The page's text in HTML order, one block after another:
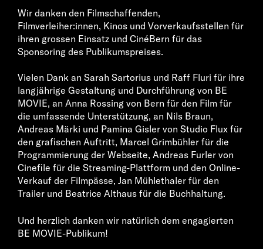
Wir danken den Filmschaffenden,
Filmverleiher:innen, Kinos und Vorverkaufsstellen für
ihren grossen Einsatz und CinéBern für das
Sponsoring des Publikumspreises.
Vielen Dank an Sarah Sartorius und Raff Fluri für ihre
langjährige Gestaltung und Durchführung von BE
MOVIE, an Anna Rossing von Bern für den Film für
die umfassende Unterstützung, an Nils Braun,
Andreas Märki und Pamina Gisler von Studio Flux für
den grafischen Auftritt, Marcel Grimbühler für die
Programmierung der Webseite, Andreas Furler von
Cinefile für die Streaming-Plattform und den Online-
Verkauf der Filmpässe, Jan Mühlethaler für den
Trailer und Beatrice Althaus für die Buchhaltung.
Und herzlich danken wir natürlich dem engagierten
BE MOVIE-Publikum!